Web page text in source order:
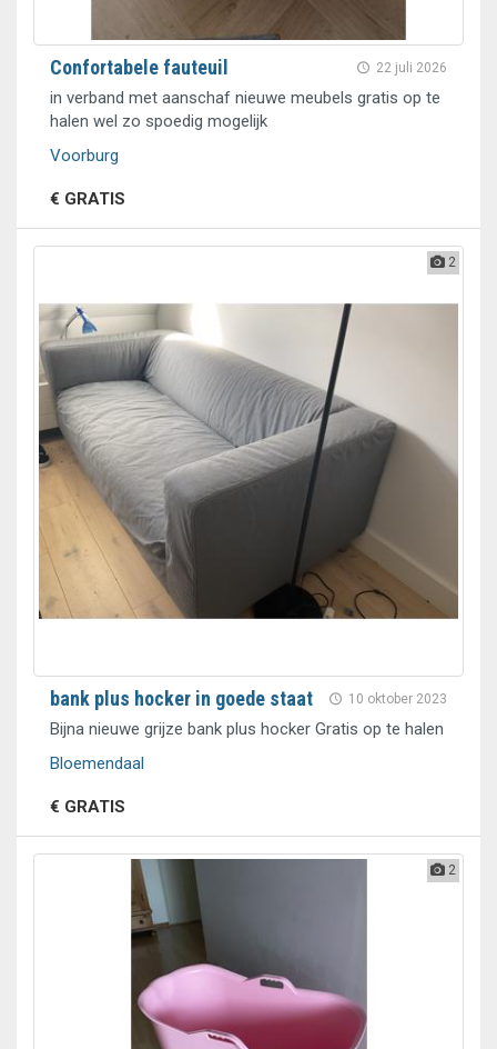
22 juli 2026
Confortabele fauteuil
in verband met aanschaf nieuwe meubels gratis op te
halen wel zo spoedig mogelijk
Voorburg
€ GRATIS
2
10 oktober 2023
bank plus hocker in goede staat
Bijna nieuwe grijze bank plus hocker Gratis op te halen
Bloemendaal
€ GRATIS
2